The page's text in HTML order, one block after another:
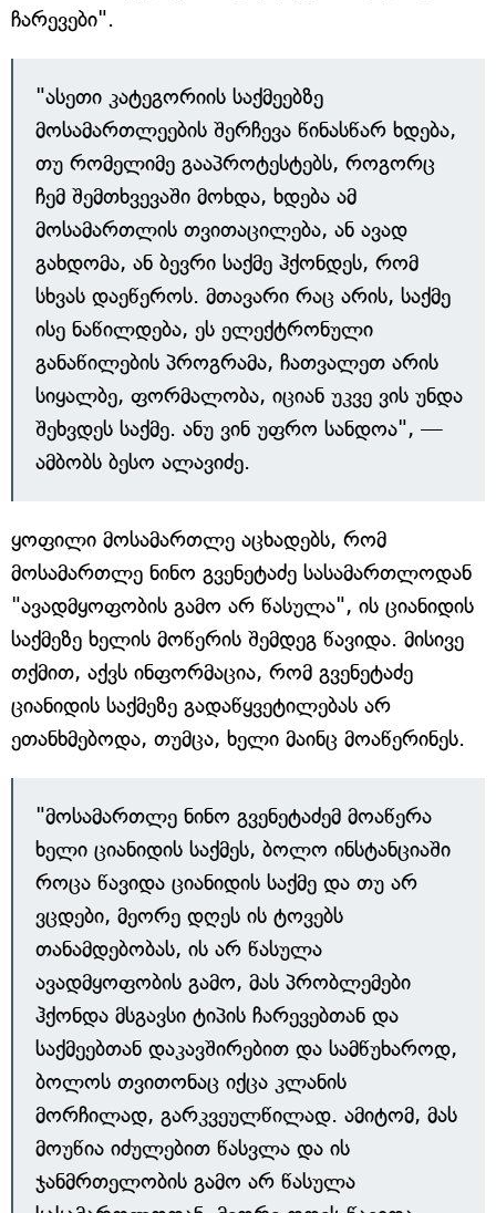
ჩარევები".
"ასეთი კატეგორიის საქმეებზე
მოსამართლეების შერჩევა წინასწარ ხდება,
თუ რომელიმე გააპროტესტებს, როგორც
ჩემ შემთხვევაში მოხდა, ხდება ამ
მოსამართლის თვითაცილება, ან ავად
გახდომა, ან ბევრი საქმე ჰქონდეს, რომ
სხვას დაეწეროს. მთავარი რაც არის, საქმე
ისე ნაწილდება, ეს ელექტრონული
განაწილების პროგრამა, ჩათვალეთ არის
სიყალბე, ფორმალობა, იციან უკვე ვის უნდა
შეხვდეს საქმე. ანუ ვინ უფრო სანდოა", —
ამბობს ბესო ალავიძე.
ყოფილი მოსამართლე აცხადებს, რომ
მოსამართლე ნინო გვენეტაძე სასამართლოდან
"ავადმყოფობის გამო არ წასულა", ის ციანიდის
საქმეზე ხელის მოწერის შემდეგ წავიდა. მისივე
თქმით, აქვს ინფორმაცია, რომ გვენეტაძე
ციანიდის საქმეზე გადაწყვეტილებას არ
ეთანხმებოდა, თუმცა, ხელი მაინც მოაწერინეს.
"მოსამართლე ნინო გვენეტაძემ მოაწერა
ხელი ციანიდის საქმეს, ბოლო ინსტანციაში
როცა წავიდა ციანიდის საქმე და თუ არ
ვცდები, მეორე დღეს ის ტოვებს
თანამდებობას, ის არ წასულა
ავადმყოფობის გამო, მას პრობლემები
ჰქონდა მსგავსი ტიპის ჩარევებთან და
საქმეებთან დაკავშირებით და სამწუხაროდ,
ბოლოს თვითონაც იქცა კლანის
მორჩილად, გარკვეულწილად. ამიტომ, მას
მოუწია იძულებით წასვლა და ის
ჯანმრთელობის გამო არ წასულა